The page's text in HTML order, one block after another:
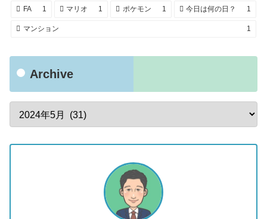
FA 1 マリオ 1 ポケモン 1 今日は何の日？ 1
マンション 1
Archive